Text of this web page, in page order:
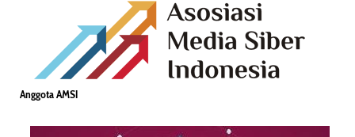
Anggota AMSI